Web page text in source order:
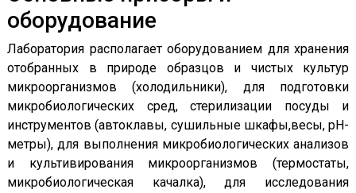
оборудование
Лаборатория располагает оборудованием для хранения
отобранных в природе образцов и чистых культур
микроорганизмов (холодильники), для подготовки
микробиологических сред, стерилизации посуды и
инструментов (автоклавы, сушильные шкафы,весы, рН-
метры), для выполнения микробиологических анализов
и культивирования микроорганизмов (термостаты,
микробиологическая качалка), для исследования